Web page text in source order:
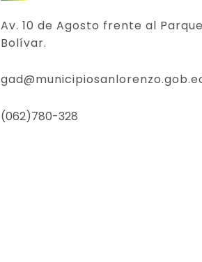
Av. 10 de Agosto frente al
Bolívar.
(062)780-328